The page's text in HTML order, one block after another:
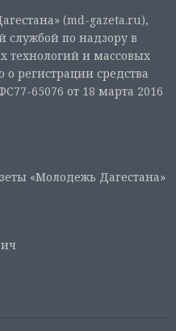
(md-gazeta.ru),
службой по надзору в
технологий и массовых
регистрации средства
65076 от 18 марта 2016
«Молодежь Дагестана»